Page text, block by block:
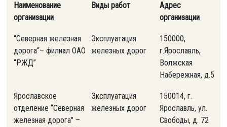
Наименование
организации
Виды работ
Адрес
организации
“Северная железная
дорога“– филиал ОАО
“РЖД”
Эксплуатация
железных дорог
150000,
г.Ярославль,
Волжская
Набережная, д.59
Ярославское
отделение “Северная
железная дорога" –
Эксплуатация
железных дорог
150014, г.
Ярославль, ул.
Свободы, д. 72